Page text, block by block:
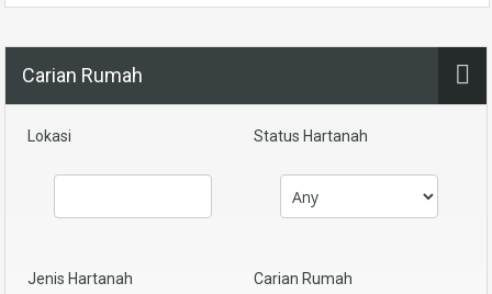
Carian Rumah
Lokasi Status Hartanah
Jenis Hartanah Carian Rumah